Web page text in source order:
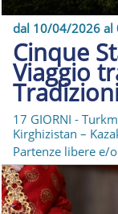
dal 10/04/2026
Cinque
Viaggio
17 GIORNI -
Kirghizistan –
Partenze libere e/